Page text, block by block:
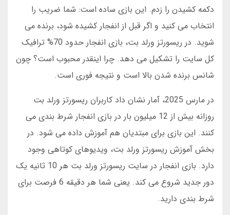
دکمه کشیدن را زدم. این بازی ساده است: شما ضریب را
انتخاب می کنید و اگر قبل از انفجار کشیده شود، برنده می
شوید. در ریسورتز ورلد بت، بازی انفجار حدود 70% ترافیک
کل سایت را تشکیل می دهد. چرا اینقدر محبوب است؟ چون
شانس برنده شدن بالا است و نتیجه فوری است.
در مارس 2025، آمار نشان داد کاربران ریسورتز ورلد بت
روزانه بیش از 12 میلیون بار در بازی انفجار شرط بندی می
کنند. این بازی برای مبتدیان هم آموزش داده می شود. در
بخش آموزش ریسورتز ورلد بت، ویدیوهای کوتاهی وجود
دارد. بازی انفجار در سایت ریسورتز ورلد بت هر 10 ثانیه یک
دور جدید شروع می کند. یعنی شما هر دقیقه 6 فرصت برای
شرط بندی دارید.